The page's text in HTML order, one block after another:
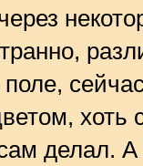
хоть
делал.